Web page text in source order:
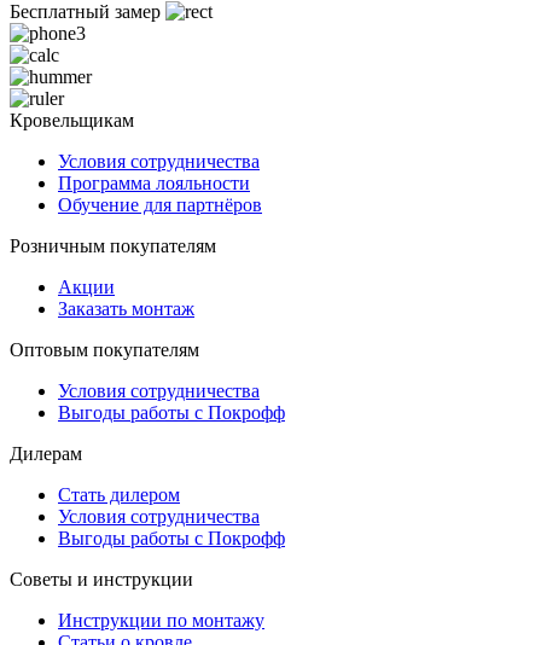
Бесплатный замер
Кровельщикам
Условия сотрудничества
Программа лояльности
Обучение для партнёров
Розничным покупателям
Акции
Заказать монтаж
Оптовым покупателям
Условия сотрудничества
Выгоды работы с Покрофф
Дилерам
Стать дилером
Условия сотрудничества
Выгоды работы с Покрофф
Советы и инструкции
Инструкции по монтажу